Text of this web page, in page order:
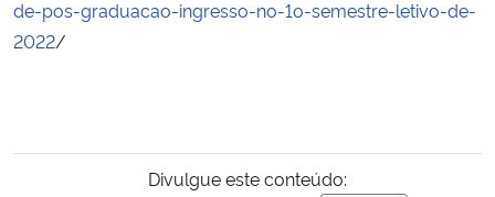
Banco Central do Brasil
de-pos-graduacao-ingresso-no-1o-semestre-letivo-de-
2022/
Divulgue este conteúdo: